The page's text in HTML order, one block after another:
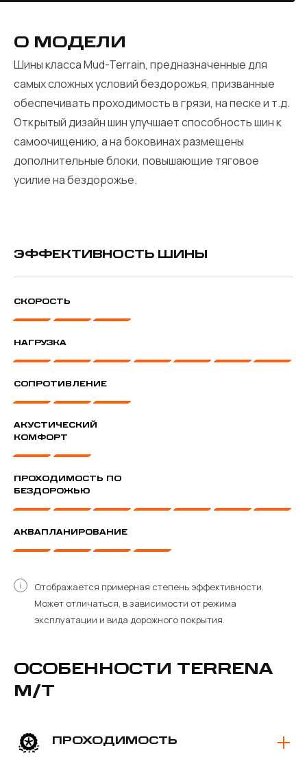
О МОДЕЛИ
Шины класса Mud-Terrain, предназначенные для
самых сложных условий бездорожья, призванные
обеспечивать проходимость в грязи, на песке и т.д.
Открытый дизайн шин улучшает способность шин к
самоочищению, а на боковинах размещены
дополнительные блоки, повышающие тяговое
усилие на бездорожье.
ЭФФЕКТИВНОСТЬ ШИНЫ
СКОРОСТЬ
НАГРУЗКА
СОПРОТИВЛЕНИЕ
АКУСТИЧЕСКИЙ
КОМФОРТ
ПРОХОДИМОСТЬ ПО
БЕЗДОРОЖЬЮ
АКВАПЛАНИРОВАНИЕ
Отображается примерная степень эффективности.
Может отличаться, в зависимости от режима
эксплуатации и вида дорожного покрытия.
ОСОБЕННОСТИ TERRENA
M/T
ПРОХОДИМОСТЬ